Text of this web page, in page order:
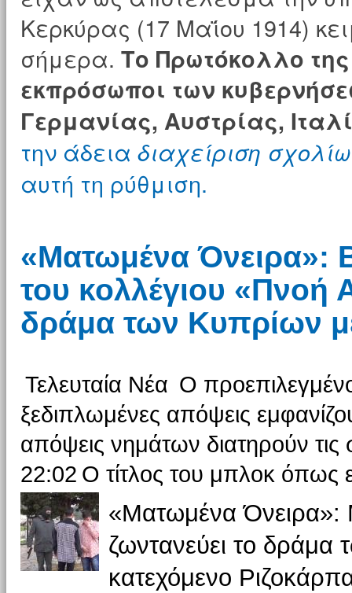
Κερκύρας (17 Μαΐου 1914)
σήμερα. Το Πρωτόκολλο
εκπρόσωποι των
Γερμανίας, Αυστρίας,
την άδεια διαχείριση
αυτή τη ρύθμιση.
«Ματωμένα Όνειρα»:
του κολλέγιου «Πνοή
δράμα των Κυπρίων
Τελευταία Νέα Ο
ξεδιπλωμένες απόψεις
απόψεις νημάτων διατηρούν τις
22:02 Ο τίτλος του μπλοκ όπως
«Ματωμένα Όνειρα»:
ζωντανεύει το
κατεχόμενο